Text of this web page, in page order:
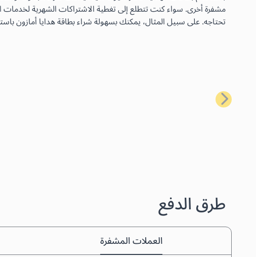
مشفرة أخرى. سواء كنت تتطلع إلى تغطية الاشتراكات الشهرية لخدمات
تحتاجه. على سبيل المثال، يمكنك بسهولة شراء بطاقة هدايا أمازون
السابق
طرق الدفع
العملات المشفرة